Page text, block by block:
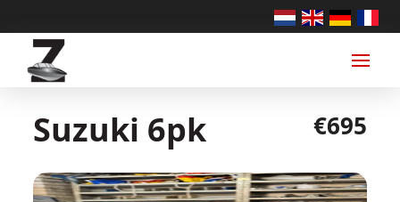
Suzuki 6pk €695